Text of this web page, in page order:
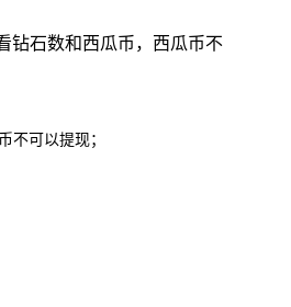
钻石数和西瓜币，西瓜币不
不可以提现；